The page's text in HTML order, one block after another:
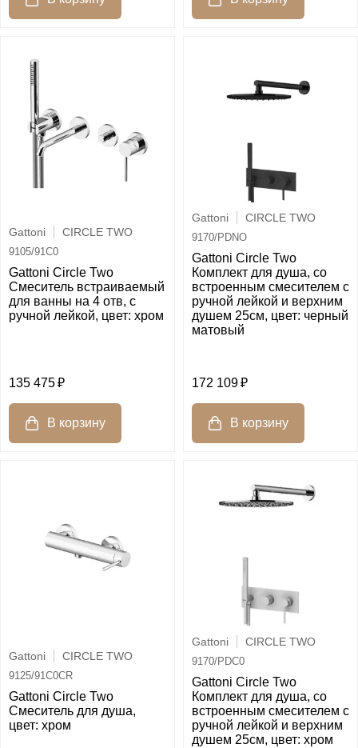
Gattoni CIRCLE TWO
9105/91C0
Gattoni Circle Two
Смеситель встраиваемый
для ванны на 4 отв, с
ручной лейкой, цвет: хром
135 475
Gattoni CIRCLE TWO
9170/PDNO
Gattoni Circle Two
Комплект для душа, со
встроенным смесителем с
ручной лейкой и верхним
душем 25см, цвет: черный
матовый
172 109
Gattoni CIRCLE TWO
9125/91C0CR
Gattoni Circle Two
Смеситель для душа,
цвет: хром
Gattoni CIRCLE TWO
9170/PDC0
Gattoni Circle Two
Комплект для душа, со
встроенным смесителем с
ручной лейкой и верхним
душем 25см, цвет: хром